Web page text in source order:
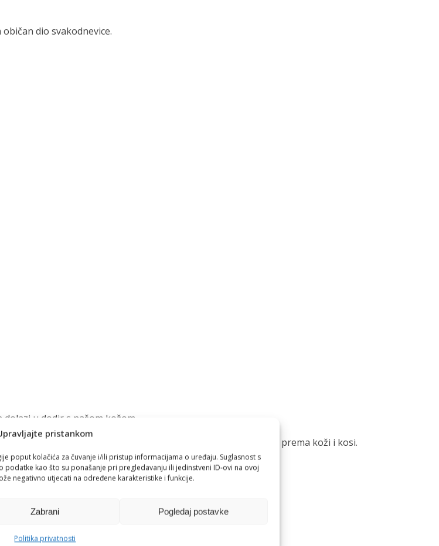
pristankom
poput kolačića za čuvanje i/ili pristup informacijama o uređaju. Suglasnost s
kao što su ponašanje pri pregledavanju ili jedinstveni ID-ovi na ovoj
negativno utjecati na određene karakteristike i funkcije.
Zabrani Pogledaj postavke
Politika privatnosti
dio svakodnevice.
u dodir s našom kožom.
C, kolagenu i aromaterapiji, cijeli ritual postaje nježniji prema koži i kosi.